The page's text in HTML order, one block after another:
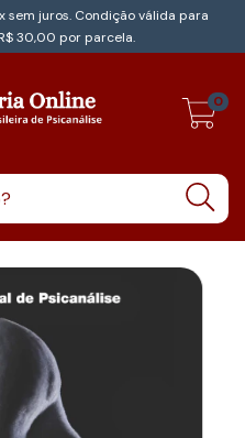
juros. Condição válida para
30,00 por parcela.
0